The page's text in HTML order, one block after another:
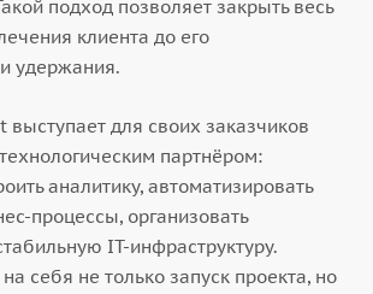
подход позволяет закрыть весь
клиента до его
удержания.
для своих заказчиков
партнёром:
аналитику, автоматизировать
процессы, организовать
IT-инфраструктуру.
себя не только запуск проекта, но